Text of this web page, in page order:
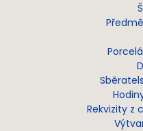
Rekvizity z